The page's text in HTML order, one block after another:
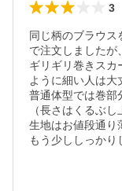
3
同じ柄のブラウス
で注文しましたが
ギリギリ巻きスカ
ように細い人は
普通体型では巻部
（長さはくるぶし
生地はお値段通り
もう少ししっかり